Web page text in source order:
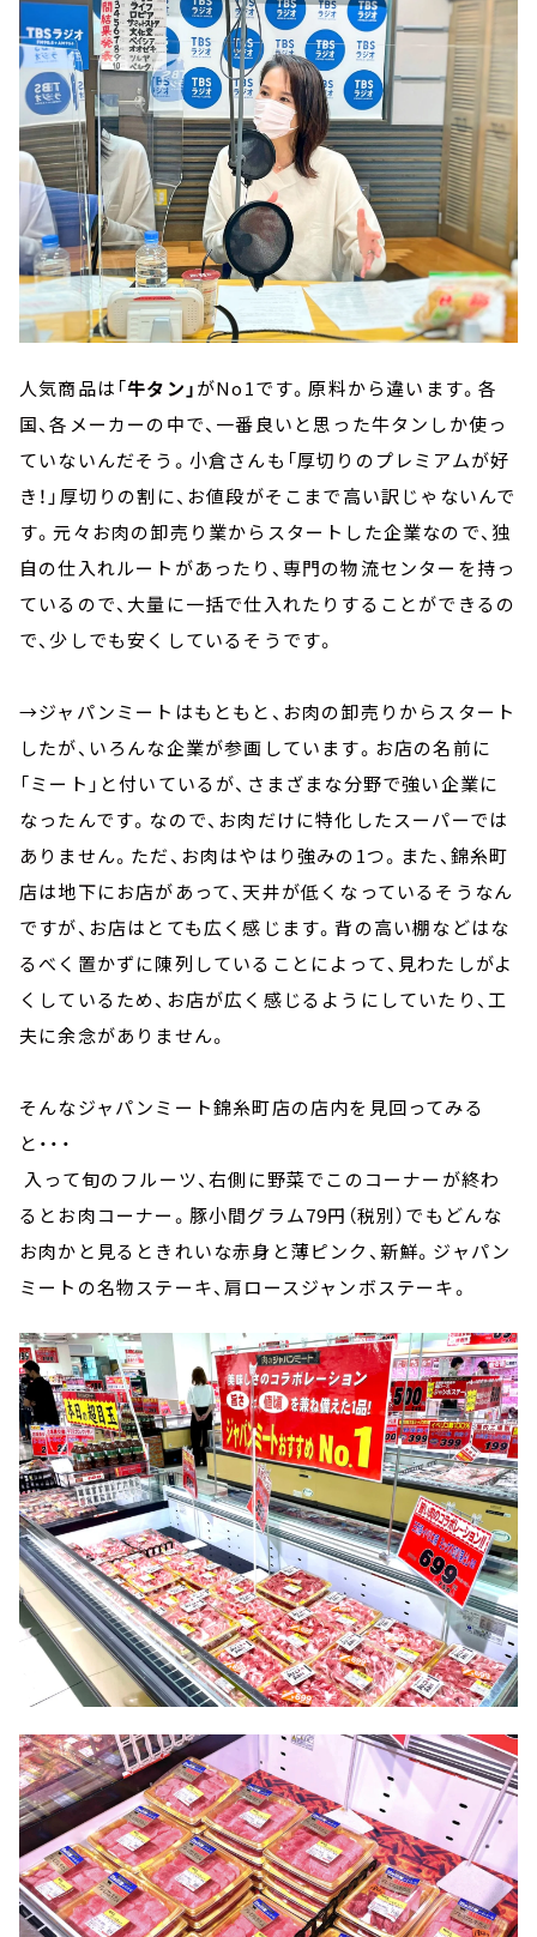
人気商品は「牛タン」がNo1です。原料から違います。各
国、各メーカーの中で、一番良いと思った牛タンしか使っ
ていないんだそう。小倉さんも「厚切りのプレミアムが好
き！」厚切りの割に、お値段がそこまで高い訳じゃないんで
す。元々お肉の卸売り業からスタートした企業なので、独
自の仕入れルートがあったり、専門の物流センターを持っ
ているので、大量に一括で仕入れたりすることができるの
で、少しでも安くしているそうです。
→ジャパンミートはもともと、お肉の卸売りからスタート
したが、いろんな企業が参画しています。お店の名前に
「ミート」と付いているが、さまざまな分野で強い企業に
なったんです。なので、お肉だけに特化したスーパーでは
ありません。ただ、お肉はやはり強みの1つ。また、錦糸町
店は地下にお店があって、天井が低くなっているそうなん
ですが、お店はとても広く感じます。背の高い棚などはな
るべく置かずに陳列していることによって、見わたしがよ
くしているため、お店が広く感じるようにしていたり、工
夫に余念がありません。
そんなジャパンミート錦糸町店の店内を見回ってみる
と・・・
入って旬のフルーツ、右側に野菜でこのコーナーが終わ
るとお肉コーナー。豚小間グラム79円（税別）でもどんな
お肉かと見るときれいな赤身と薄ピンク、新鮮。ジャパン
ミートの名物ステーキ、肩ロースジャンボステーキ。